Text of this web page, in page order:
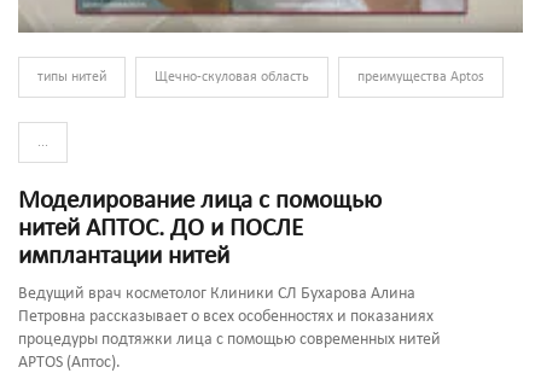
типы нитей Щечно-скуловая область преимущества Aptos
...
Моделирование лица с помощью
нитей АПТОС. ДО и ПОСЛЕ
имплантации нитей
Ведущий врач косметолог Клиники СЛ Бухарова Алина
Петровна рассказывает о всех особенностях и показаниях
процедуры подтяжки лица с помощью современных нитей
APTOS (Аптос).